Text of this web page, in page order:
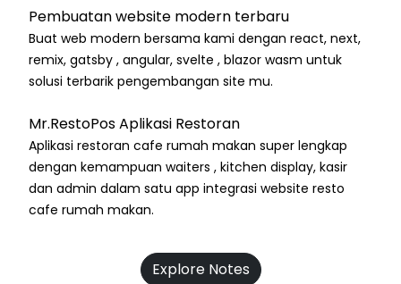
Pembuatan website modern terbaru
Buat web modern bersama kami dengan react, next,
remix, gatsby , angular, svelte , blazor wasm untuk
solusi terbarik pengembangan site mu.
Mr.RestoPos Aplikasi Restoran
Aplikasi restoran cafe rumah makan super lengkap
dengan kemampuan waiters , kitchen display, kasir
dan admin dalam satu app integrasi website resto
cafe rumah makan.
Explore Notes